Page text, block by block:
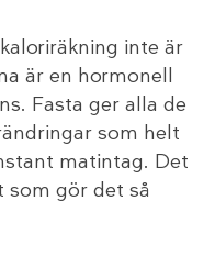
inte är
är en hormonell
Fasta ger alla de
som helt
matintag. Det
som gör det så